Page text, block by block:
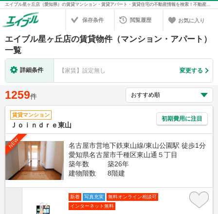
エイブル星ヶ丘店（愛知県）の賃貸マンション・賃貸アパート・賃貸住宅の不動産情報を検索！不動産賃貸の物件探しは、お部屋探しのエイブル
保存条件 閲覧履歴 お気に入り
エイブル星ヶ丘店の賃貸物件（マンション・アパート）
一覧
詳細条件 【家賃】設定無し 変更する
1259件
賃貸マンション
Ｊｏｉｎｄｒｅ東山
初期費用に注目
NEW
名古屋市営地下鉄東山線/東山公園駅 徒歩1分
愛知県名古屋市千種区東山通５丁目
築年数
築26年
建物階数
8階建
新着 写真充実
無料オンライン相談可
インターネット無料